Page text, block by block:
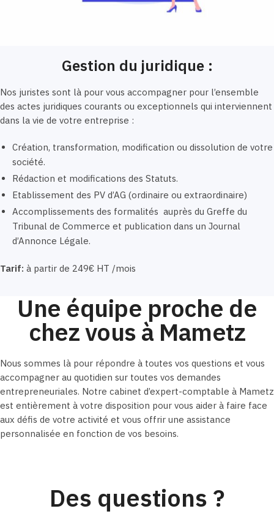
Gestion du juridique :
Nos juristes sont là pour vous accompagner pour l’ensemble
des actes juridiques courants ou exceptionnels qui interviennent
dans la vie de votre entreprise :
Création, transformation, modification ou dissolution de votre
société.
Rédaction et modifications des Statuts.
Etablissement des PV d’AG (ordinaire ou extraordinaire)
Accomplissements des formalités auprès du Greffe du
Tribunal de Commerce et publication dans un Journal
d’Annonce Légale.
Tarif: à partir de 249€ HT /mois
Une équipe proche de
chez vous à Mametz
Nous sommes là pour répondre à toutes vos questions et vous
accompagner au quotidien sur toutes vos demandes
entrepreneuriales. Notre cabinet d’expert-comptable à Mametz
est entièrement à votre disposition pour vous aider à faire face
aux défis de votre activité et vous offrir une assistance
personnalisée en fonction de vos besoins.
Des questions ?